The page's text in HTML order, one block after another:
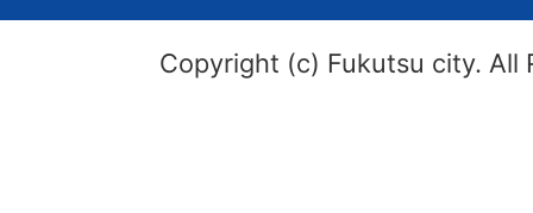
Copyright (c) Fukutsu city. All